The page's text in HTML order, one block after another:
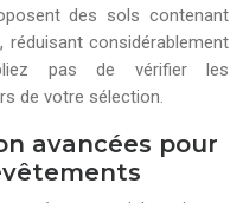
des sols contenant
réduisant considérablement
pas de vérifier les
de votre sélection.
avancées pour